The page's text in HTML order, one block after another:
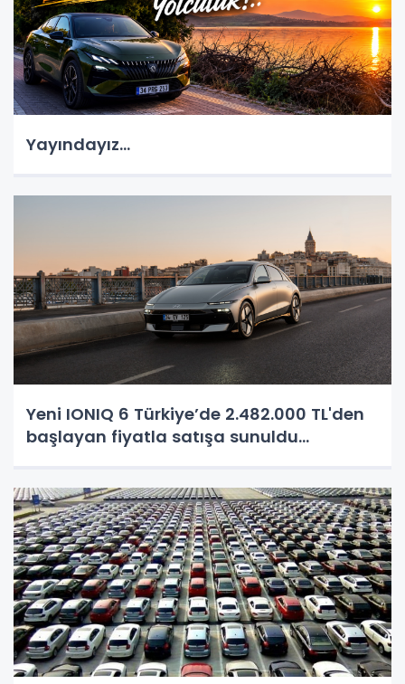
Yayındayız...
Yeni IONIQ 6 Türkiye’de 2.482.000 TL'den
başlayan fiyatla satışa sunuldu...